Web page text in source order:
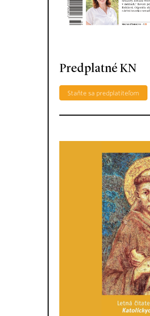
Predplatné KN
Staňte sa predplatiteľom